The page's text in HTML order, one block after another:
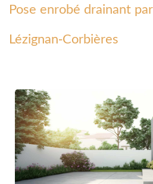
Pose enrobé drainant
Lézignan-Corbières